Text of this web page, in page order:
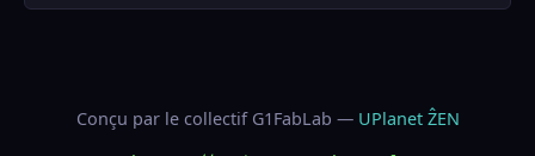
Conçu par le collectif G1FabLab — UPlanet ẐEN